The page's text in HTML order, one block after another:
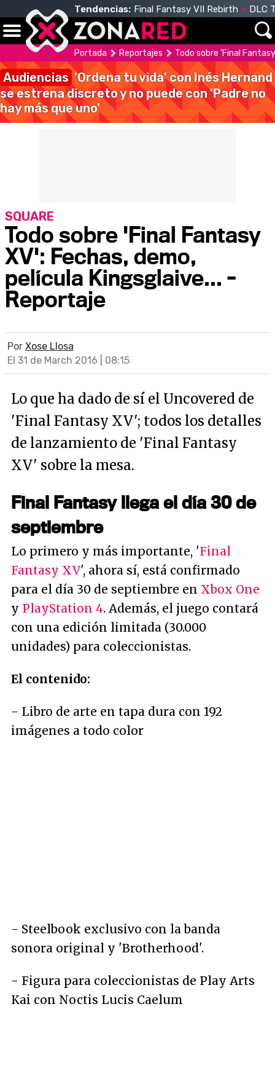
Tendencias: Final Fantasy VII Rebirth DLC
Portada Reportajes Todo sobre 'Final
Audiencias 'Ordena tu vida' con Inés Hernand
se estrena discreto y no puede con 'Padre no
hay más que uno'
Todo sobre 'Final Fantasy
XV': Fechas, demo,
película Kingsglaive... -
Reportaje
SQUARE
Por Xose Llosa
El 31 de March 2016 | 08:15
Lo que ha dado de sí el Uncovered de
'Final Fantasy XV'; todos los detalles
de lanzamiento de 'Final Fantasy
XV' sobre la mesa.
Final Fantasy llega el día 30 de
septiembre
Lo primero y más importante, 'Final
Fantasy XV', ahora sí, está confirmado
para el día 30 de septiembre en Xbox One
y PlayStation 4. Además, el juego contará
con una edición limitada (30.000
unidades) para coleccionistas.
El contenido:
- Libro de arte en tapa dura con 192
imágenes a todo color
- Steelbook exclusivo con la banda
sonora original y 'Brotherhood'.
- Figura para coleccionistas de Play Arts
Kai con Noctis Lucis Caelum